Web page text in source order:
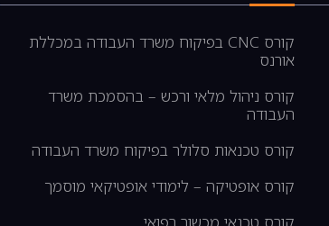
קורס CNC בפיקוח משרד העבודה במכללת
אורנס
קורס ניהול מלאי ורכש – בהסמכת משרד
העבודה
קורס טכנאות סלולר בפיקוח משרד העבודה
קורס אופטיקה – לימודי אופטיקאי מוסמך